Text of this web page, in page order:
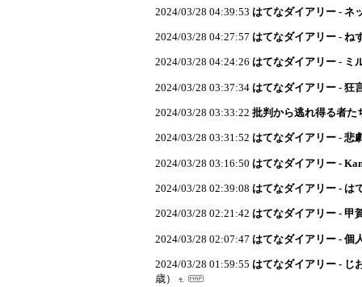
2024/03/28 04:39:53 はてなダイアリー - ネ
2024/03/28 04:27:57 はてなダイアリー - ね
2024/03/28 04:24:26 はてなダイアリー - ミ
2024/03/28 03:37:34 はてなダイアリー - 狂
2024/03/28 03:33:22 批判から逃れ得る者た
2024/03/28 03:31:52 はてなダイアリー - 悲
2024/03/28 03:16:50 はてなダイアリー -
2024/03/28 02:39:08 はてなダイアリー - は
2024/03/28 02:21:42 はてなダイアリー - 甲
2024/03/28 02:07:47 はてなダイアリー - 個
2024/03/28 01:59:55 はてなダイアリー - じ
歳）